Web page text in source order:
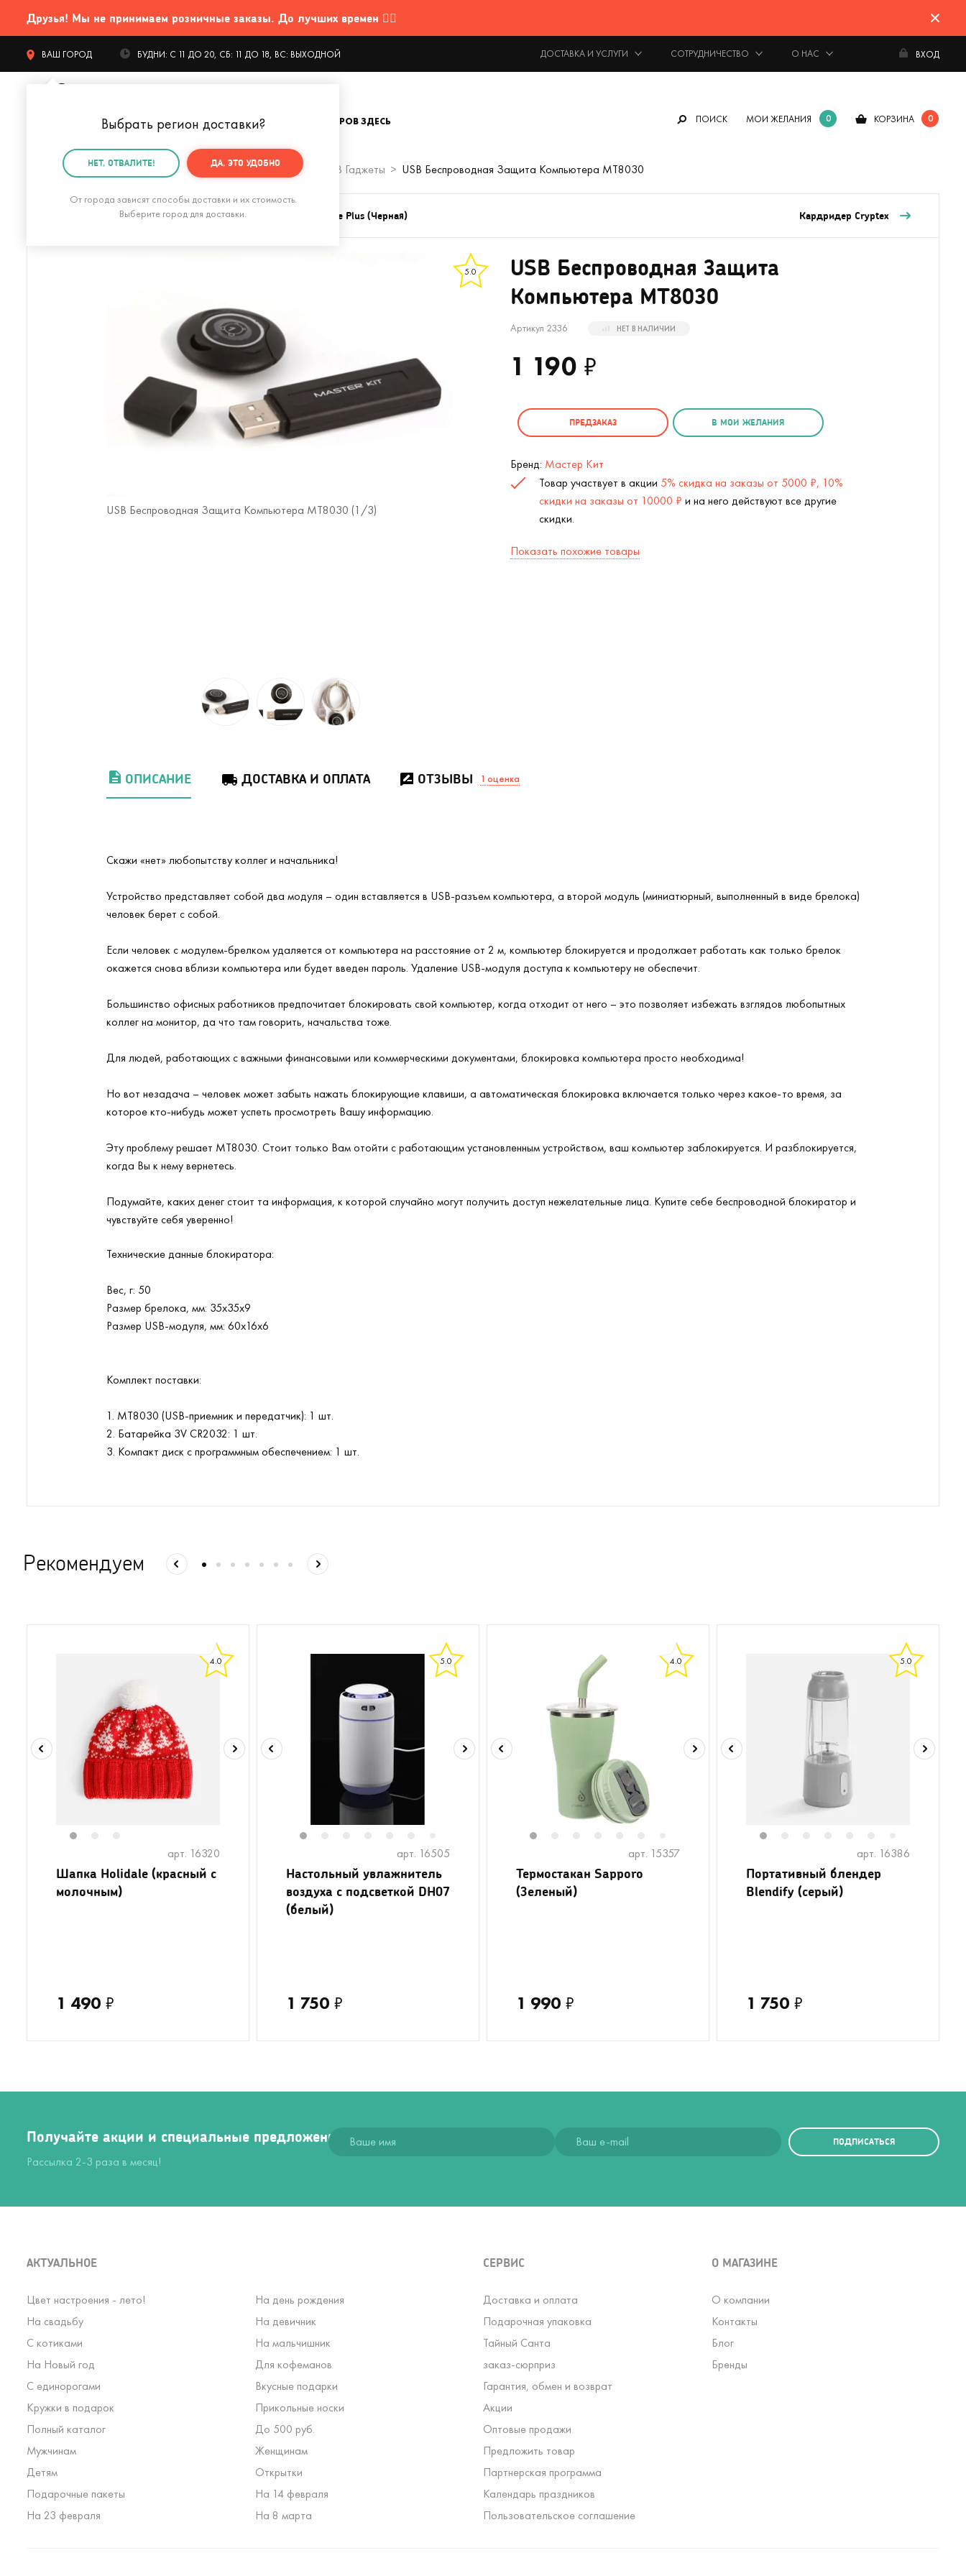
Друзья! Мы не принимаем розничные заказы. До лучших времен 🤷‍♂️
ВАШ ГОРОД
Выбрать регион доставки?
НЕТ, ОТВАЛИТЕ! ДА, ЭТО УДОБНО
От города зависят способы доставки и их стоимость.
Выберите город для доставки.
БУДНИ: С 11 ДО 20, СБ: 11 ДО 18, ВС: ВЫХОДНОЙ ДОСТАВКА И УСЛУГИ СОТРУДНИЧЕСТВО О НАС ВХОД
КАТАЛОГ ТОВАРОВ ЗДЕСЬ ПОИСК МОИ ЖЕЛАНИЯ 0 КОРЗИНА 0
Главная Гаджеты и устройства Для компьютера USB Гаджеты USB Беспроводная Защита Компьютера MT8030
Кружка с подогревом и беспроводной зарядкой Dual Base Plus (Черная) Кардридер Cryptex
5.0
USB Беспроводная Защита Компьютера MT8030 (1 /3) USB Беспроводная Защита Компьютера MT8030 (2 /3)
USB Беспроводная Защита
Компьютера MT8030
Артикул 2336 НЕТ В НАЛИЧИИ
1 190 ₽
ПРЕДЗАКАЗ В МОИ ЖЕЛАНИЯ
Бренд: Мастер Кит
Товар участвует в акции 5% скидка на заказы от 5000 ₽, 10%
скидки на заказы от 10000 ₽ и на него действуют все другие
скидки.
Показать похожие товары
ОПИСАНИЕ ДОСТАВКА И ОПЛАТА ОТЗЫВЫ 1 оценка
Cкажи «нет» любопытству коллег и начальника!
Устройство представляет собой два модуля – один вставляется в USB-разъем компьютера, а второй модуль (миниатюрный, выполненный в виде брелока)
человек берет с собой.
Если человек с модулем-брелком удаляется от компьютера на расстояние от 2 м, компьютер блокируется и продолжает работать как только брелок
окажется снова вблизи компьютера или будет введен пароль. Удаление USB-модуля доступа к компьютеру не обеспечит.
Большинство офисных работников предпочитает блокировать свой компьютер, когда отходит от него – это позволяет избежать взглядов любопытных
коллег на монитор, да что там говорить, начальства тоже.
Для людей, работающих с важными финансовыми или коммерческими документами, блокировка компьютера просто необходима!
Но вот незадача – человек может забыть нажать блокирующие клавиши, а автоматическая блокировка включается только через какое-то время, за
которое кто-нибудь может успеть просмотреть Вашу информацию.
Эту проблему решает MT8030. Стоит только Вам отойти с работающим установленным устройством, ваш компьютер заблокируется. И разблокируется,
когда Вы к нему вернетесь.
Подумайте, каких денег стоит та информация, к которой случайно могут получить доступ нежелательные лица. Купите себе беспроводной блокиратор и
чувствуйте себя уверенно!
Технические данные блокиратора:
Вес, г: 50
Размер брелока, мм: 35х35х9
Размер USB-модуля, мм: 60х16х6
Комплект поставки:
1. MT8030 (USB-приемник и передатчик): 1 шт.
2. Батарейка 3V CR2032: 1 шт.
3. Компакт диск с программным обеспечением: 1 шт.
Рекомендуем
4.0
арт. 16320
Шапка Holidale (красный с
молочным)
1 490 ₽
5.0
11
арт. 16505
Настольный увлажнитель
воздуха с подсветкой DH07
(белый)
1 750 ₽
4.0
11
арт. 15357
Термостакан Sapporo
(Зеленый)
1 990 ₽
5.0
арт. 16386
Портативный блендер
Blendify (серый)
1 750 ₽
Получайте акции и специальные предложения
Рассылка 2-3 раза в месяц!
ПОДПИСАТЬСЯ
АКТУАЛЬНОЕ
Цвет настроения - лето!
На день рождения
На свадьбу
На девичник
С котиками
На мальчишник
На Новый год
Для кофеманов
С единорогами
Вкусные подарки
Кружки в подарок
Прикольные носки
Полный каталог
До 500 руб.
Мужчинам
Женщинам
Детям
Открытки
Подарочные пакеты
На 14 февраля
На 23 февраля
На 8 марта
СЕРВИС
Доставка и оплата
Подарочная упаковка
Тайный Санта
заказ-сюрприз
Гарантия, обмен и возврат
Акции
Оптовые продажи
Предложить товар
Партнерская программа
Календарь праздников
Пользовательское соглашение
О МАГАЗИНЕ
О компании
Контакты
Блог
Бренды